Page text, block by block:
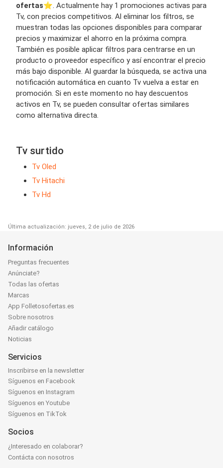
ofertas⭐️. Actualmente hay 1 promociones activas para
Tv, con precios competitivos. Al eliminar los filtros, se
muestran todas las opciones disponibles para comparar
precios y maximizar el ahorro en la próxima compra.
También es posible aplicar filtros para centrarse en un
producto o proveedor específico y así encontrar el precio
más bajo disponible. Al guardar la búsqueda, se activa una
notificación automática en cuanto Tv vuelva a estar en
promoción. Si en este momento no hay descuentos
activos en Tv, se pueden consultar ofertas similares
como alternativa directa.
Tv surtido
Tv Oled
Tv Hitachi
Tv Hd
Última actualización: jueves, 2 de julio de 2026
Información
Preguntas frecuentes
Anúnciate?
Todas las ofertas
Marcas
App Folletosofertas.es
Sobre nosotros
Añadir catálogo
Noticias
Servicios
Inscribirse en la newsletter
Síguenos en Facebook
Síguenos en Instagram
Síguenos en Youtube
Síguenos en TikTok
Socios
¿Interesado en colaborar?
Contácta con nosotros